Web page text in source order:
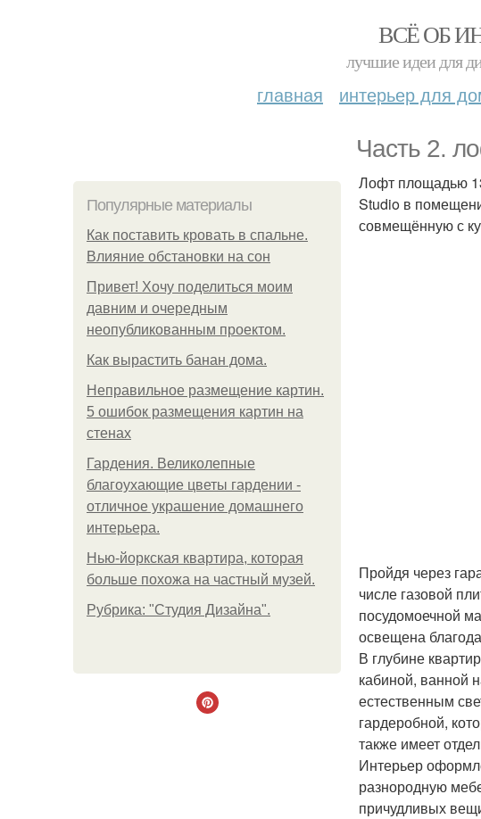
ВСЁ ОБ
лучшие идеи для
главная интерьер для
Часть 2.
Популярные материалы
Как поставить кровать в спальне.
Влияние обстановки на сон
Привет! Хочу поделиться моим
давним и очередным
неопубликованным проектом.
Как вырастить банан дома.
Неправильное размещение картин.
5 ошибок размещения картин на
стенах
Гардения. Великолепные
благоухающие цветы гардении -
отличное украшение домашнего
интерьера.
Нью-йоркская квартира, которая
больше похожа на частный музей.
Рубрика: "Студия Дизайна".
Лофт площадью
Studio в
совмещённую с
Пройдя через
числе газовой
посудомоечной
освещена
В глубине
кабиной, ванной
естественным
гардеробной,
также имеет
Интерьер
разнородную
причудливых